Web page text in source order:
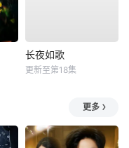
长夜如歌
更新至第18集
更多